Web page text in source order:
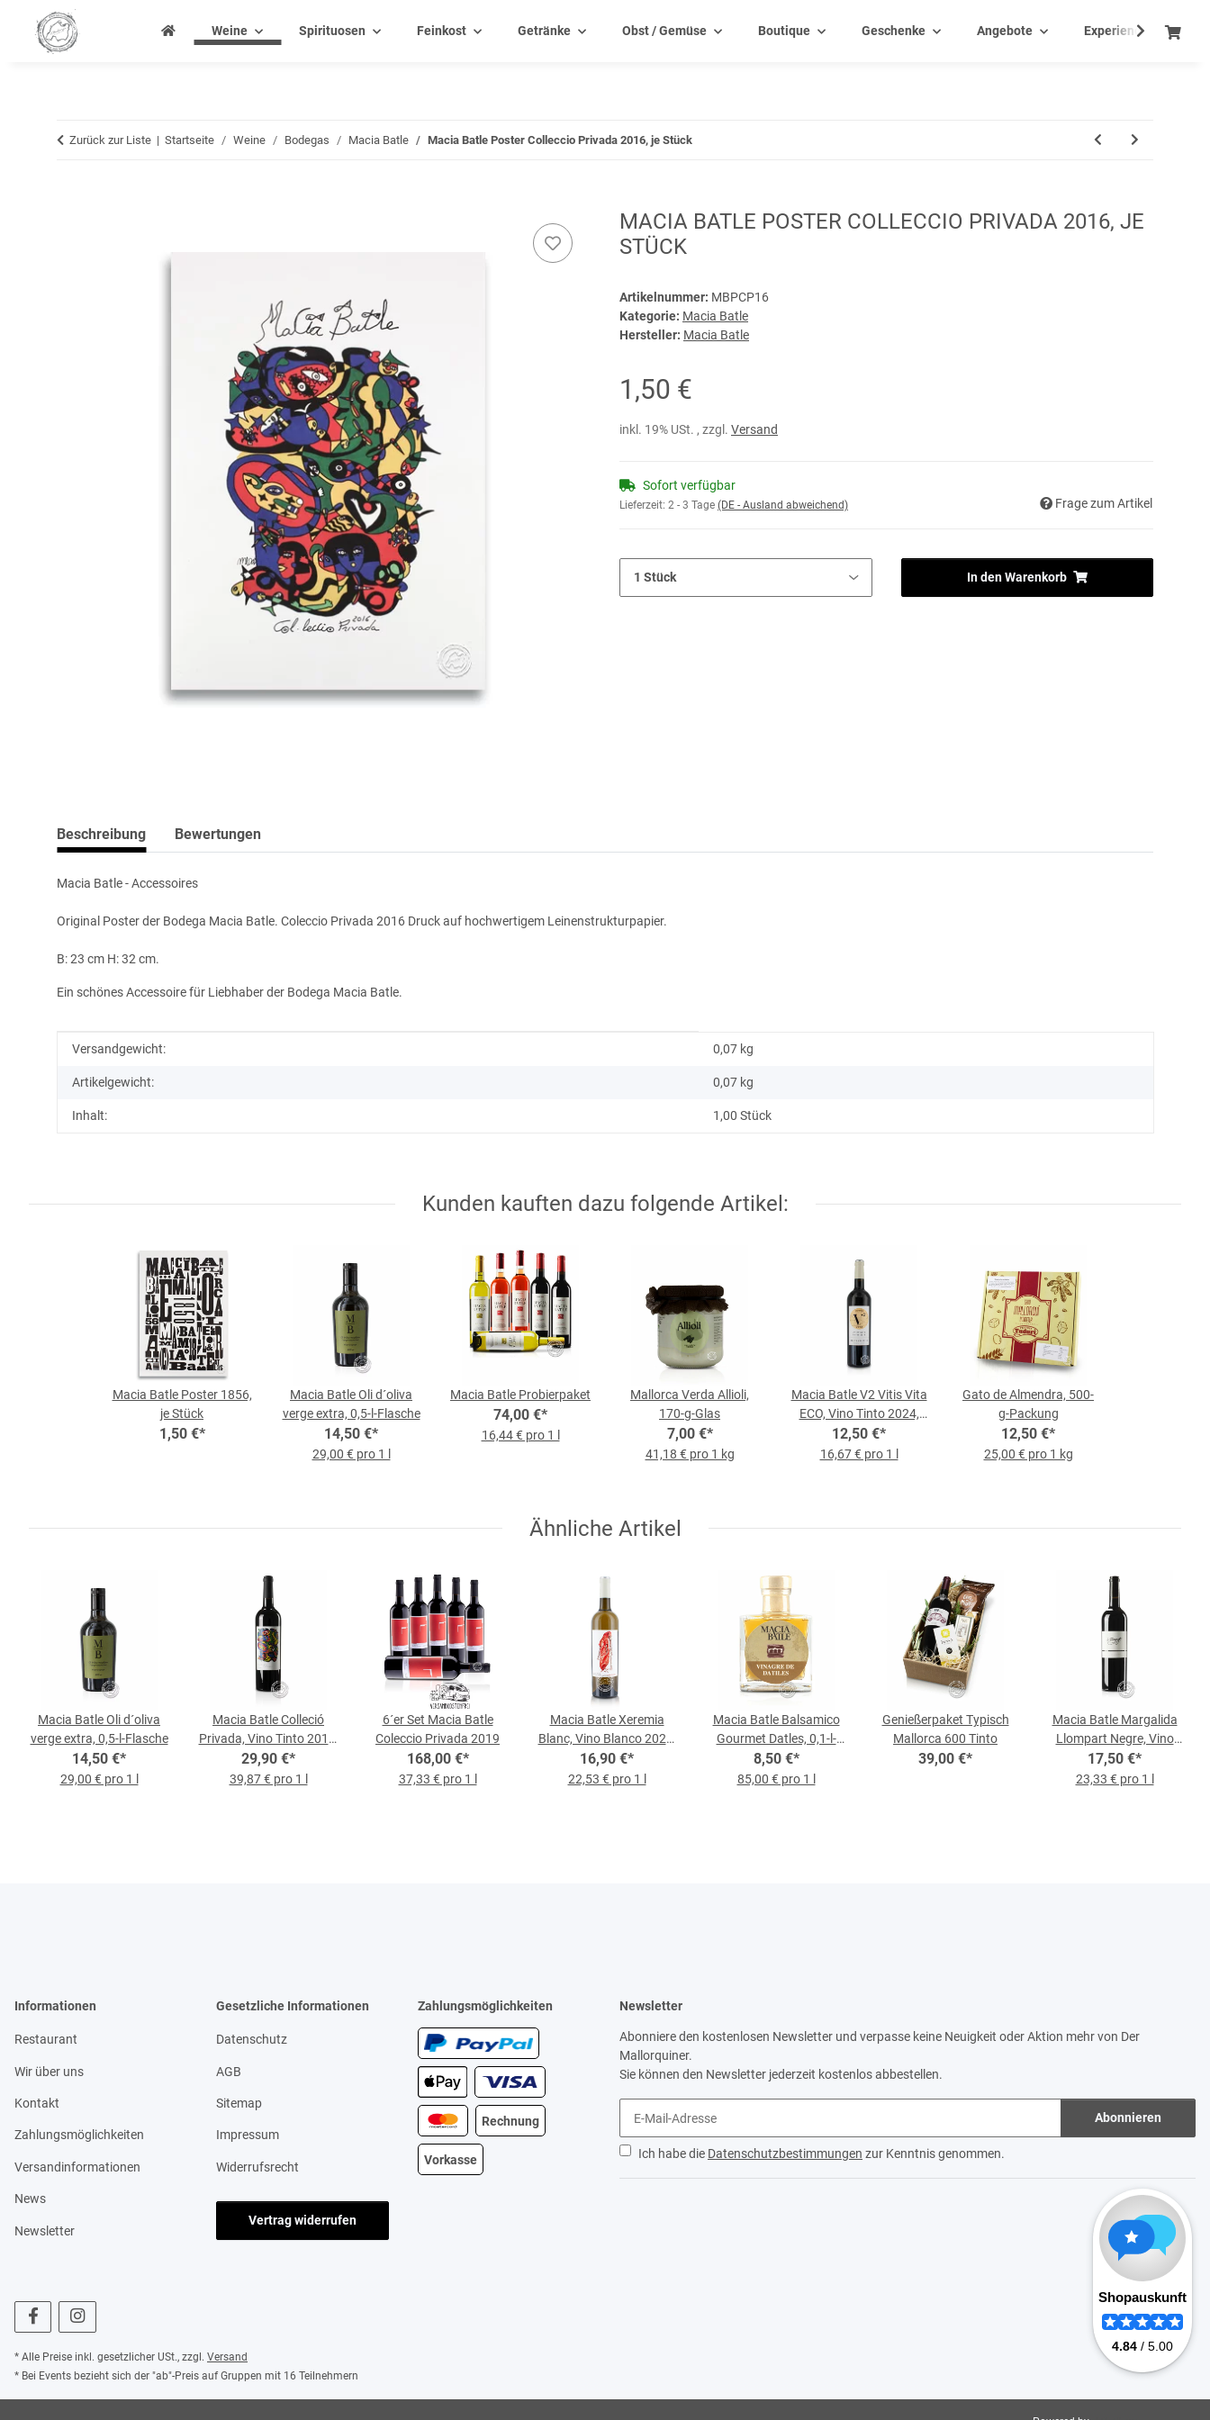
Weine Spirituosen Feinkost Getränke Obst / Gemüse Boutique Geschenke Angebote Experience - Events
Zurück zur Liste Startseite Weine Bodegas Macia Batle Macia Batle Poster Colleccio Privada 2016, je Stück
MACIA BATLE POSTER COLLECCIO PRIVADA 2016, JE
STÜCK
Artikelnummer: MBPCP16
Kategorie: Macia Batle
Hersteller: Macia Batle
1,50 €
inkl. 19% USt. , zzgl. Versand
Sofort verfügbar
Lieferzeit: 2 - 3 Tage (DE - Ausland abweichend) Frage zum Artikel
In den Warenkorb
Beschreibung Bewertungen
Macia Batle - Accessoires
Original Poster der Bodega Macia Batle. Coleccio Privada 2016 Druck auf hochwertigem Leinenstrukturpapier.
B: 23 cm H: 32 cm.
Ein schönes Accessoire für Liebhaber der Bodega Macia Batle.
Produkteigenschaft
Wert
Versandgewicht: 0,07 kg
Artikelgewicht: 0,07 kg
Inhalt: 1,00 Stück
Kunden kauften dazu folgende Artikel:
Macia Batle Poster 1856,
je Stück
1,50 €*
Macia Batle Oli d´oliva
verge extra, 0,5-l-Flasche
14,50 €*
29,00 € pro 1 l
Macia Batle Probierpaket
74,00 €*
16,44 € pro 1 l
Mallorca Verda Allioli,
170-g-Glas
7,00 €*
41,18 € pro 1 kg
Macia Batle V2 Vitis Vita
ECO, Vino Tinto 2024,
0,75-l-Flasche
12,50 €*
16,67 € pro 1 l
Gato de Almendra, 500-
g-Packung
12,50 €*
25,00 € pro 1 kg
Ähnliche Artikel
Macia Batle Oli d´oliva
verge extra, 0,5-l-Flasche
14,50 €*
29,00 € pro 1 l
Macia Batle Colleció
Privada, Vino Tinto 2016,
0,75-l-Flasche
29,90 €*
39,87 € pro 1 l
6´er Set Macia Batle
Coleccio Privada 2019
168,00 €*
37,33 € pro 1 l
Macia Batle Xeremia
Blanc, Vino Blanco 2024,
0,75-l-Flasche
16,90 €*
22,53 € pro 1 l
Macia Batle Balsamico
Gourmet Datles, 0,1-l-
Flasche
8,50 €*
85,00 € pro 1 l
Genießerpaket Typisch
Mallorca 600 Tinto
39,00 €*
Macia Batle Margalida
Llompart Negre, Vino
Tinto 2018, 0,75-l-
Flasche
17,50 €*
23,33 € pro 1 l
Informationen
Restaurant
Wir über uns
Kontakt
Zahlungsmöglichkeiten
Versandinformationen
News
Newsletter
Gesetzliche Informationen
Datenschutz
AGB
Sitemap
Impressum
Widerrufsrecht
Vertrag widerrufen
Zahlungsmöglichkeiten
Rechnung
Vorkasse
Newsletter
Abonniere den kostenlosen Newsletter und verpasse keine Neuigkeit oder Aktion mehr von Der
Mallorquiner.
Sie können den Newsletter jederzeit kostenlos abbestellen.
Abonnieren
Ich habe die Datenschutzbestimmungen zur Kenntnis genommen.
* Alle Preise inkl. gesetzlicher USt., zzgl. Versand
* Bei Events bezieht sich der "ab"-Preis auf Gruppen mit 16 Teilnehmern